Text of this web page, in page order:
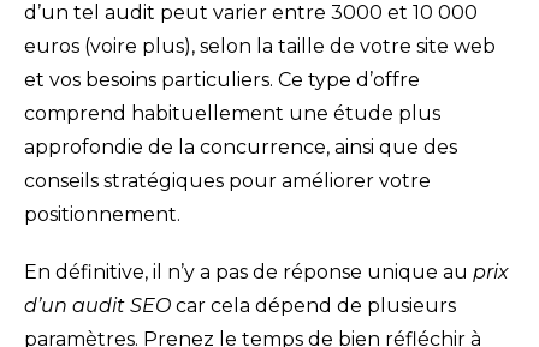
d’un tel audit peut varier entre 3000 et 10 000
euros (voire plus), selon la taille de votre site web
et vos besoins particuliers. Ce type d’offre
comprend habituellement une étude plus
approfondie de la concurrence, ainsi que des
conseils stratégiques pour améliorer votre
positionnement.
En définitive, il n’y a pas de réponse unique au prix
d’un audit SEO car cela dépend de plusieurs
paramètres. Prenez le temps de bien réfléchir à